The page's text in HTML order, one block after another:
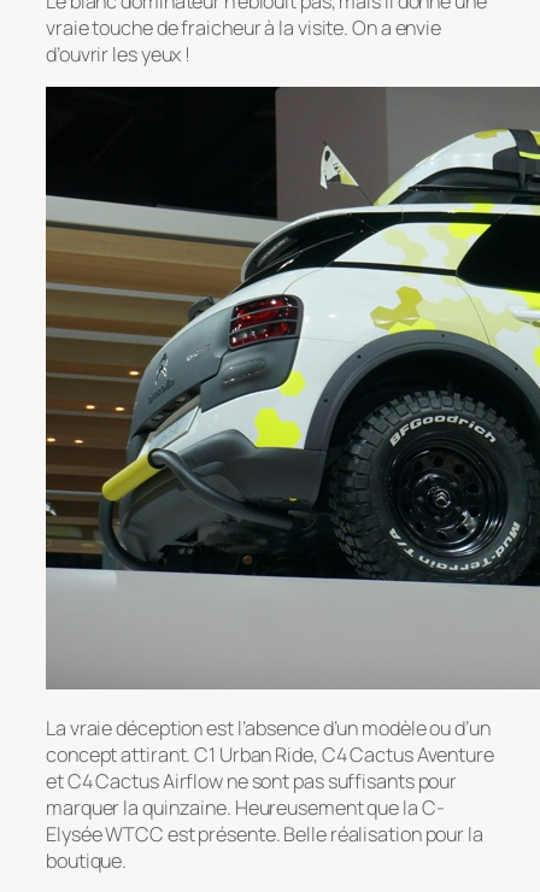
vraie touche de fraicheur à la visite. On a envie
d’ouvrir les yeux !
La vraie déception est l’absence d’un modèle ou d’un
concept attirant. C1 Urban Ride, C4 Cactus Aventure
et C4 Cactus Airflow ne sont pas suffisants pour
marquer la quinzaine. Heureusement que la C-
Elysée WTCC est présente. Belle réalisation pour la
boutique.